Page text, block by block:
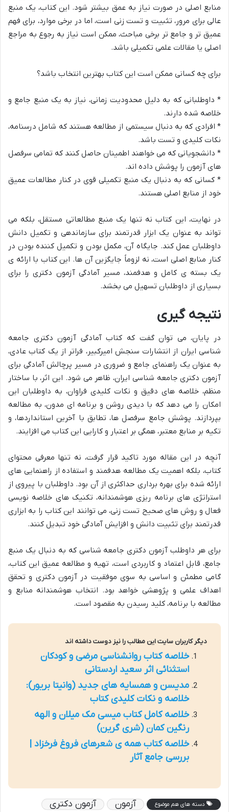
منابع اصلی در صورت نیاز به عمق بیشتر شود. این کتاب، یک منبع
عالی برای مرور، تثبیت و تست زنی است، اما در برخی موارد، برای فهم
عمیق تر و جامع تر برخی مباحث، ممکن است نیاز به رجوع به مراجع
اصلی یا مقالات علمی تکمیلی باشد.
برای چه کسانی ممکن است این کتاب بهترین انتخاب باشد؟
* داوطلبانی که به دلیل محدودیت زمانی، نیاز به یک منبع جامع و
خلاصه شده دارند.
* افرادی که به دنبال سیستمی از مطالعه هستند که شامل درسنامه،
نکات کلیدی و تست باشد.
* دانشجویانی که می خواهند اطمینان حاصل کنند که تمامی سرفصل
های آزمون را پوشش داده اند.
* کسانی که به دنبال یک منبع تکمیلی قوی در کنار مطالعات عمیق
خود از منابع اصلی هستند.
در نهایت، این کتاب نه تنها یک منبع مطالعاتی مستقل، بلکه می
تواند به عنوان یک ابزار قدرتمند برای سازماندهی و تکمیل دانش
داوطلبان عمل کند. جایگاه آن، مکمل بودن و تکمیل کننده بودن در
کنار منابع اصلی است، نه لزوماً جایگزین آن ها. این کتاب با ارائه ی
یک بسته ی کامل و هدفمند، مسیر آمادگی آزمون دکتری را برای
بسیاری از داوطلبان تسهیل می بخشد.
نتیجه گیری
در پایان، می توان گفت که کتاب آمادگی آزمون دکتری جامعه
شناسی ایران از انتشارات سنجش امیرکبیر، فراتر از یک کتاب عادی،
به عنوان یک راهنمای جامع و ضروری در مسیر پرچالش آمادگی برای
آزمون دکتری جامعه شناسی ایران، ظاهر می شود. این اثر، با ساختار
منظم، خلاصه های دقیق و نکات کلیدی فراوان، به داوطلبان این
امکان را می دهد که با دیدی روشن و برنامه ای مدون، به مطالعه
بپردازند. پوشش جامع سرفصل ها، تطابق با آخرین استانداردها، و
تکیه بر منابع معتبر، همگی بر اعتبار و کارایی این کتاب می افزایند.
آنچه در این مقاله مورد تاکید قرار گرفت، نه تنها معرفی محتوای
کتاب، بلکه اهمیت یک مطالعه هدفمند و استفاده از راهنمایی های
ارائه شده برای بهره برداری حداکثری از آن بود. داوطلبان با پیروی از
استراتژی های برنامه ریزی هوشمندانه، تکنیک های خلاصه نویسی
فعال و روش های صحیح تست زنی، می توانند این کتاب را به ابزاری
قدرتمند برای تثبیت دانش و افزایش آمادگی خود تبدیل کنند.
برای هر داوطلب آزمون دکتری جامعه شناسی که به دنبال یک منبع
جامع، قابل اعتماد و کاربردی است، تهیه و مطالعه عمیق این کتاب،
گامی مطمئن و اساسی به سوی موفقیت در آزمون دکتری و تحقق
اهداف علمی و پژوهشی خواهد بود. انتخاب هوشمندانه منابع و
مطالعه با برنامه، کلید رسیدن به مقصود است.
دیگر کاربران سایت این مطالب را نیز دوست داشته اند
خلاصه کتاب روانشناسی مرضی و کودکان
استثنائی اثر سعید اردستانی
مدیسن و همسایه های جدید (وانیتا بریور):
خلاصه و نکات کلیدی کتاب
خلاصه کامل کتاب میسی مک میلان و الهه
رنگین کمان (شری گرین)
خلاصه کتاب همه ی شعرهای فروغ فرخزاد |
بررسی جامع آثار
دسته های هم موضوع آزمون
آزمون دکتری